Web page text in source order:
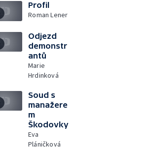
Profil
Roman Lener
Odjezd
demonstr
antů
Marie
Hrdinková
Soud s
manažere
m
Škodovky
Eva
Pláničková